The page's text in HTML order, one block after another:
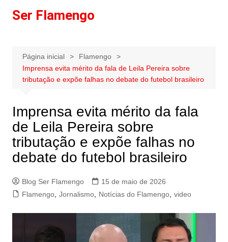
paraSer Flamengo
Página inicial
Flamengo
Imprensa evita mérito da fala de Leila Pereira sobre
tributação e expõe falhas no debate do futebol brasileiro
Imprensa evita mérito da fala
de Leila Pereira sobre
tributação e expõe falhas no
debate do futebol brasileiro
Blog Ser Flamengo
15 de maio de 2026
Flamengo, Jornalismo, Notícias do Flamengo, video